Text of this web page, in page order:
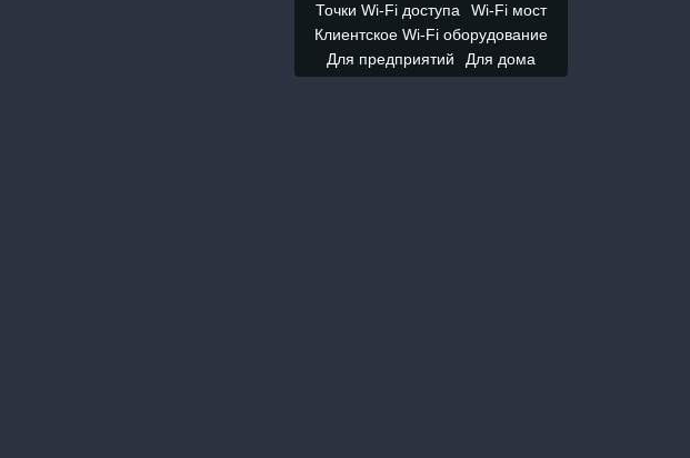
Точки Wi-Fi доступа
Wi-Fi мост
Клиентское Wi-Fi оборудование
Для предприятий
Для дома